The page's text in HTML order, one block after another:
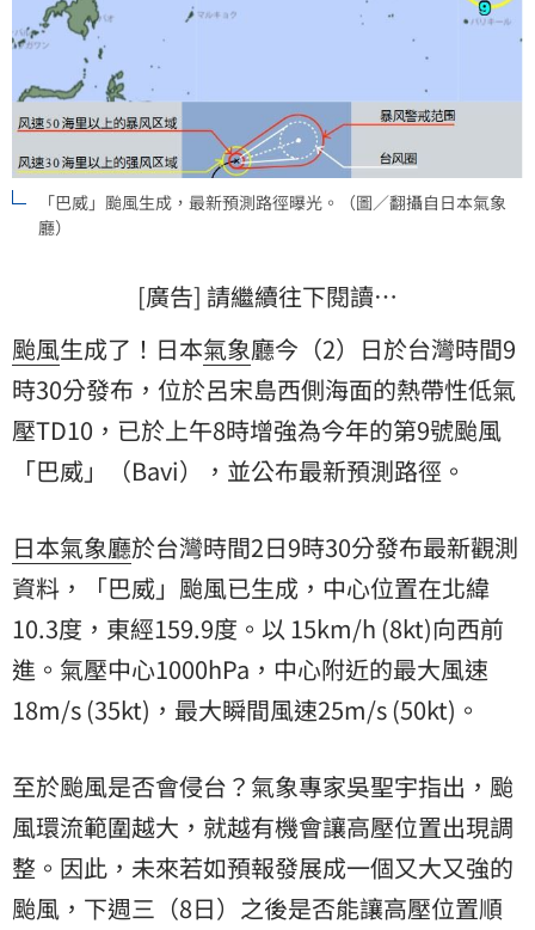
「巴威」颱風生成，最新預測路徑曝光。（圖／翻攝自日本氣象
廳）
[廣告] 請繼續往下閱讀…
颱風生成了！日本氣象廳今（2）日於台灣時間9
時30分發布，位於呂宋島西側海面的熱帶性低氣
壓TD10，已於上午8時增強為今年的第9號颱風
「巴威」（Bavi），並公布最新預測路徑。
日本氣象廳於台灣時間2日9時30分發布最新觀測
資料，「巴威」颱風已生成，中心位置在北緯
10.3度，東經159.9度。以 15km/h (8kt)向西前
進。氣壓中心1000hPa，中心附近的最大風速
18m/s (35kt)，最大瞬間風速25m/s (50kt)。
至於颱風是否會侵台？氣象專家吳聖宇指出，颱
風環流範圍越大，就越有機會讓高壓位置出現調
整。因此，未來若如預報發展成一個又大又強的
颱風，下週三（8日）之後是否能讓高壓位置順